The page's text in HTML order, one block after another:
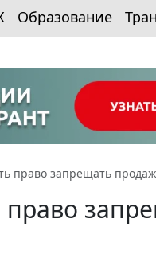
Образование
право запрещать